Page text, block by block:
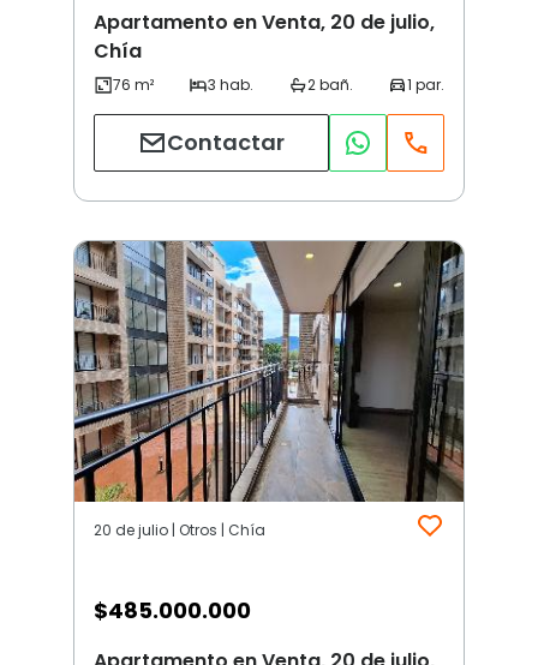
Apartamento en Venta, 20 de julio,
Chía
Contactar
20 de julio | Otros | Chía
$485.000.000